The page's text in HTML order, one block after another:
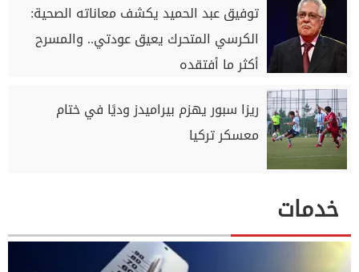
توفيق عبد الحميد يكشف معاناته الصحية:
الكرسي المتحرك يعيق عودتي.. والمسرح
أكثر ما أفتقده
ريزا سبور يهزم بيراميدز وديًا في ختام
معسكر تركيا
خدمات